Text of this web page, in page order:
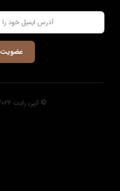
عضویت
© کپی رایت ۲۰۲۶. دودلند